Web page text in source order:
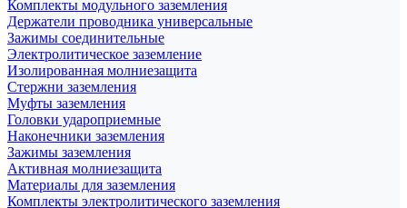
Комплекты модульного заземления
Держатели проводника универсальные
Зажимы соединительные
Электролитическое заземление
Изолированная молниезащита
Стержни заземления
Муфты заземления
Головки удароприемные
Наконечники заземления
Зажимы заземления
Активная молниезащита
Материалы для заземления
Комплекты электролитического заземления